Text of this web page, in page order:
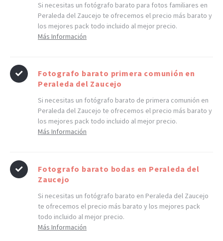
Si necesitas un fotógrafo barato para fotos familiares en
Peraleda del Zaucejo te ofrecemos el precio más barato y
los mejores pack todo incluido al mejor precio.
Más Información
Fotografo barato primera comunión en
Peraleda del Zaucejo
Si necesitas un fotógrafo barato de primera comunión en
Peraleda del Zaucejo te ofrecemos el precio más barato y
los mejores pack todo incluido al mejor precio.
Más Información
Fotografo barato bodas en Peraleda del
Zaucejo
Si necesitas un fotógrafo barato en Peraleda del Zaucejo
te ofrecemos el precio más barato y los mejores pack
todo incluido al mejor precio.
Más Información